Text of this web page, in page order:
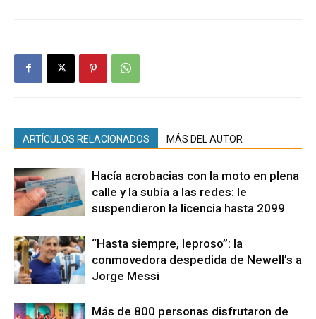
ARTÍCULOS RELACIONADOS MÁS DEL AUTOR
Hacía acrobacias con la moto en plena
calle y la subía a las redes: le
suspendieron la licencia hasta 2099
“Hasta siempre, leproso”: la
conmovedora despedida de Newell’s a
Jorge Messi
Más de 800 personas disfrutaron de